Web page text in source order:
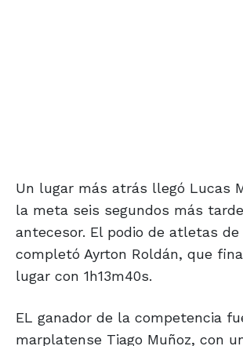
Un lugar más atrás llegó Lucas
la meta seis segundos más
antecesor. El podio de atletas de
completó Ayrton Roldán, que
lugar con 1h13m40s.
EL ganador de la competencia
marplatense Tiago Muñoz, con